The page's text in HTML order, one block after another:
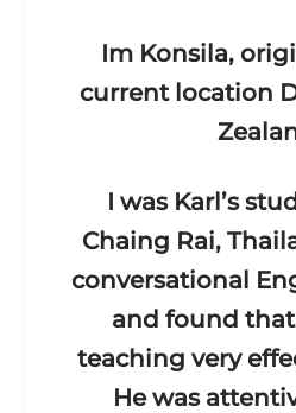
Im Konsila,
current location
I was Karl’s
Chaing Rai,
conversational
and found
teaching very
He was